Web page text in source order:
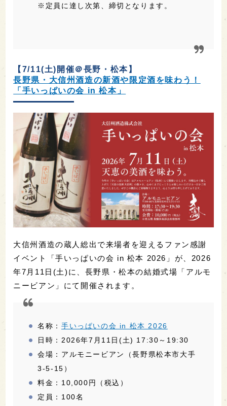
※定員に達し次第、締切となります。
【7/11(土)開催＠長野・松本】
長野県・大信州酒造の新酒や限定酒を味わう！
「手いっぱいの会 in 松本」
大信州酒造の蔵人総出で来場者を迎えるファン感謝
イベント「手いっぱいの会 in 松本 2026」が、2026
年7月11日(土)に、長野県・松本の結婚式場「アルモ
ニービアン」にて開催されます。
名称：手いっぱいの会 in 松本 2026
日時：2026年7月11日(土) 17:30～19:30
会場：アルモニービアン（長野県松本市大手
3-5-15）
料金：10,000円（税込）
定員：100名